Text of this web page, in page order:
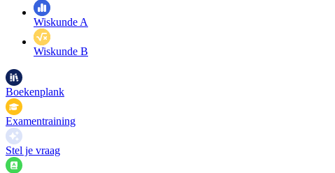
Wiskunde A
Wiskunde B
Boekenplank
Examentraining
Stel je vraag